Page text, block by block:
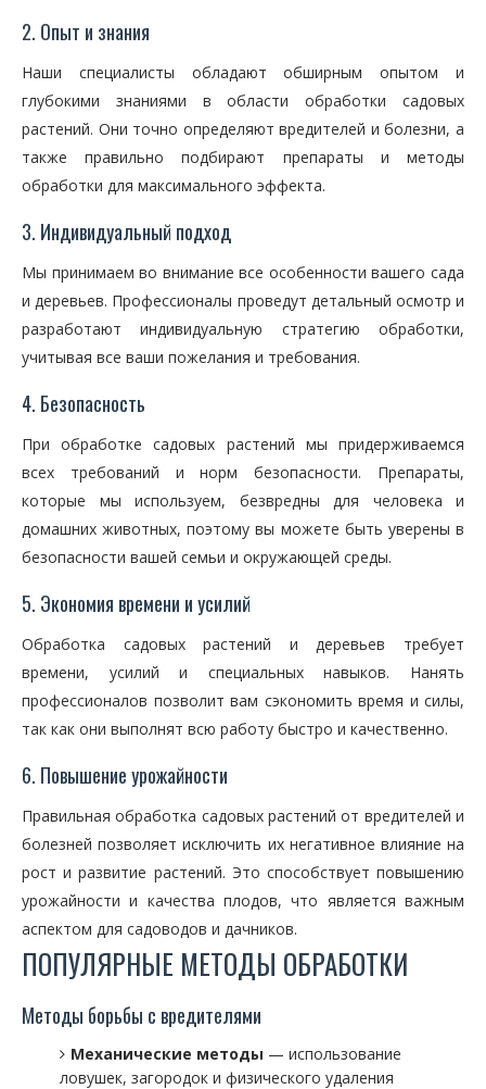
2. Опыт и знания
Наши специалисты обладают обширным опытом и
глубокими знаниями в области обработки садовых
растений. Они точно определяют вредителей и болезни, а
также правильно подбирают препараты и методы
обработки для максимального эффекта.
3. Индивидуальный подход
Мы принимаем во внимание все особенности вашего сада
и деревьев. Профессионалы проведут детальный осмотр и
разработают индивидуальную стратегию обработки,
учитывая все ваши пожелания и требования.
4. Безопасность
При обработке садовых растений мы придерживаемся
всех требований и норм безопасности. Препараты,
которые мы используем, безвредны для человека и
домашних животных, поэтому вы можете быть уверены в
безопасности вашей семьи и окружающей среды.
5. Экономия времени и усилий
Обработка садовых растений и деревьев требует
времени, усилий и специальных навыков. Нанять
профессионалов позволит вам сэкономить время и силы,
так как они выполнят всю работу быстро и качественно.
6. Повышение урожайности
Правильная обработка садовых растений от вредителей и
болезней позволяет исключить их негативное влияние на
рост и развитие растений. Это способствует повышению
урожайности и качества плодов, что является важным
аспектом для садоводов и дачников.
ПОПУЛЯРНЫЕ МЕТОДЫ ОБРАБОТКИ
Методы борьбы с вредителями
Механические методы — использование
ловушек, загородок и физического удаления